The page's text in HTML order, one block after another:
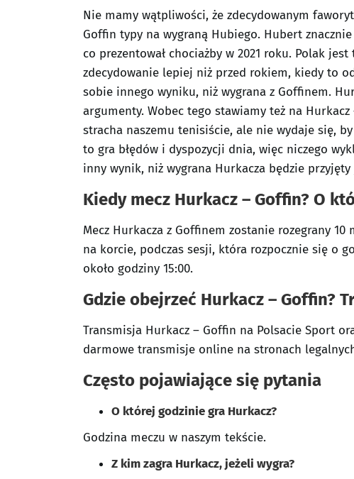
Nie mamy wątpliwości, że zdecydowanym
Goffin typy na wygraną Hubiego. Hubert
co prezentował chociażby w 2021 roku. Polak
zdecydowanie lepiej niż przed rokiem, kiedy to
sobie innego wyniku, niż wygrana z Goffinem.
argumenty. Wobec tego stawiamy też na
stracha naszemu tenisiście, ale nie wydaje się,
to gra błędów i dyspozycji dnia, więc niczego
inny wynik, niż wygrana Hurkacza będzie
Kiedy mecz Hurkacz – Goffin? O
Mecz Hurkacza z Goffinem zostanie rozegrany
na korcie, podczas sesji, która rozpocznie się o
około godziny 15:00.
Gdzie obejrzeć Hurkacz – Goffin?
Transmisja Hurkacz – Goffin na Polsacie Sport
darmowe transmisje online na stronach
Często pojawiające się pytania
O której godzinie gra Hurkacz?
Godzina meczu w naszym tekście.
Z kim zagra Hurkacz, jeżeli wygra?